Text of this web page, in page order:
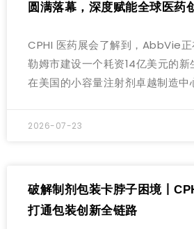
圆满落幕，深度赋能全球医药
CPHI 医药展会了解到，AbbVie
勒姆市建设一个耗资14亿美元的
在美国的小容量注射剂卓越制造中
2026-07-23
破解制剂包装卡脖子困境丨
打通包装创新全链路